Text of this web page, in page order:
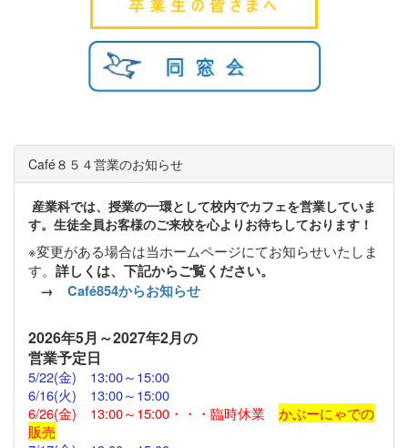
Café８５４営業のお知らせ
産業科では、授業の一環として校内でカフェを営業していま
す。生徒全員お客様のご来校を心よりお待ちしております！
※変更がある場合は当ホームページにてお知らせいたしま
す。 詳しくは、下記からご覧ください。
→ Café854からお知らせ
2026年5月～2027年2月の
営業予定日
5/22(金) 13:00～15:00
6/16(火) 13:00～15:00
6/26(金) 13:00～15:00・・・臨時休業 かぶーにゃでの
販売